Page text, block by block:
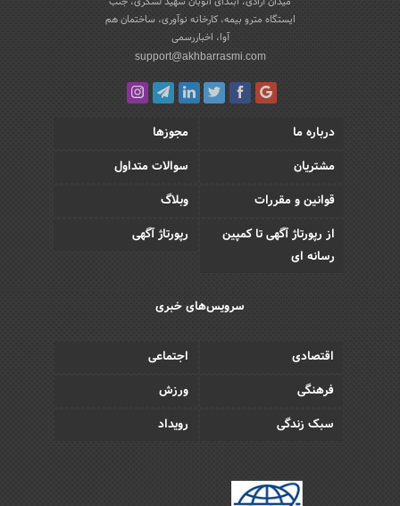
ایستگاه مترو بیمه، کارخانه نوآوری، ساختمان هم
آوا، اخباررسمی
support@akhbarrasmi.com
درباره ما
مجوزها
مشتریان
سوالات متداول
قوانین و مقررات
وبلاگ
از رپورتاژ آگهی تا کمپین
رسانه ای
رپورتاژ آگهی
سرویس‌های خبری
اقتصادی
اجتماعی
فرهنگی
ورزش
سبک زندگی
رویداد